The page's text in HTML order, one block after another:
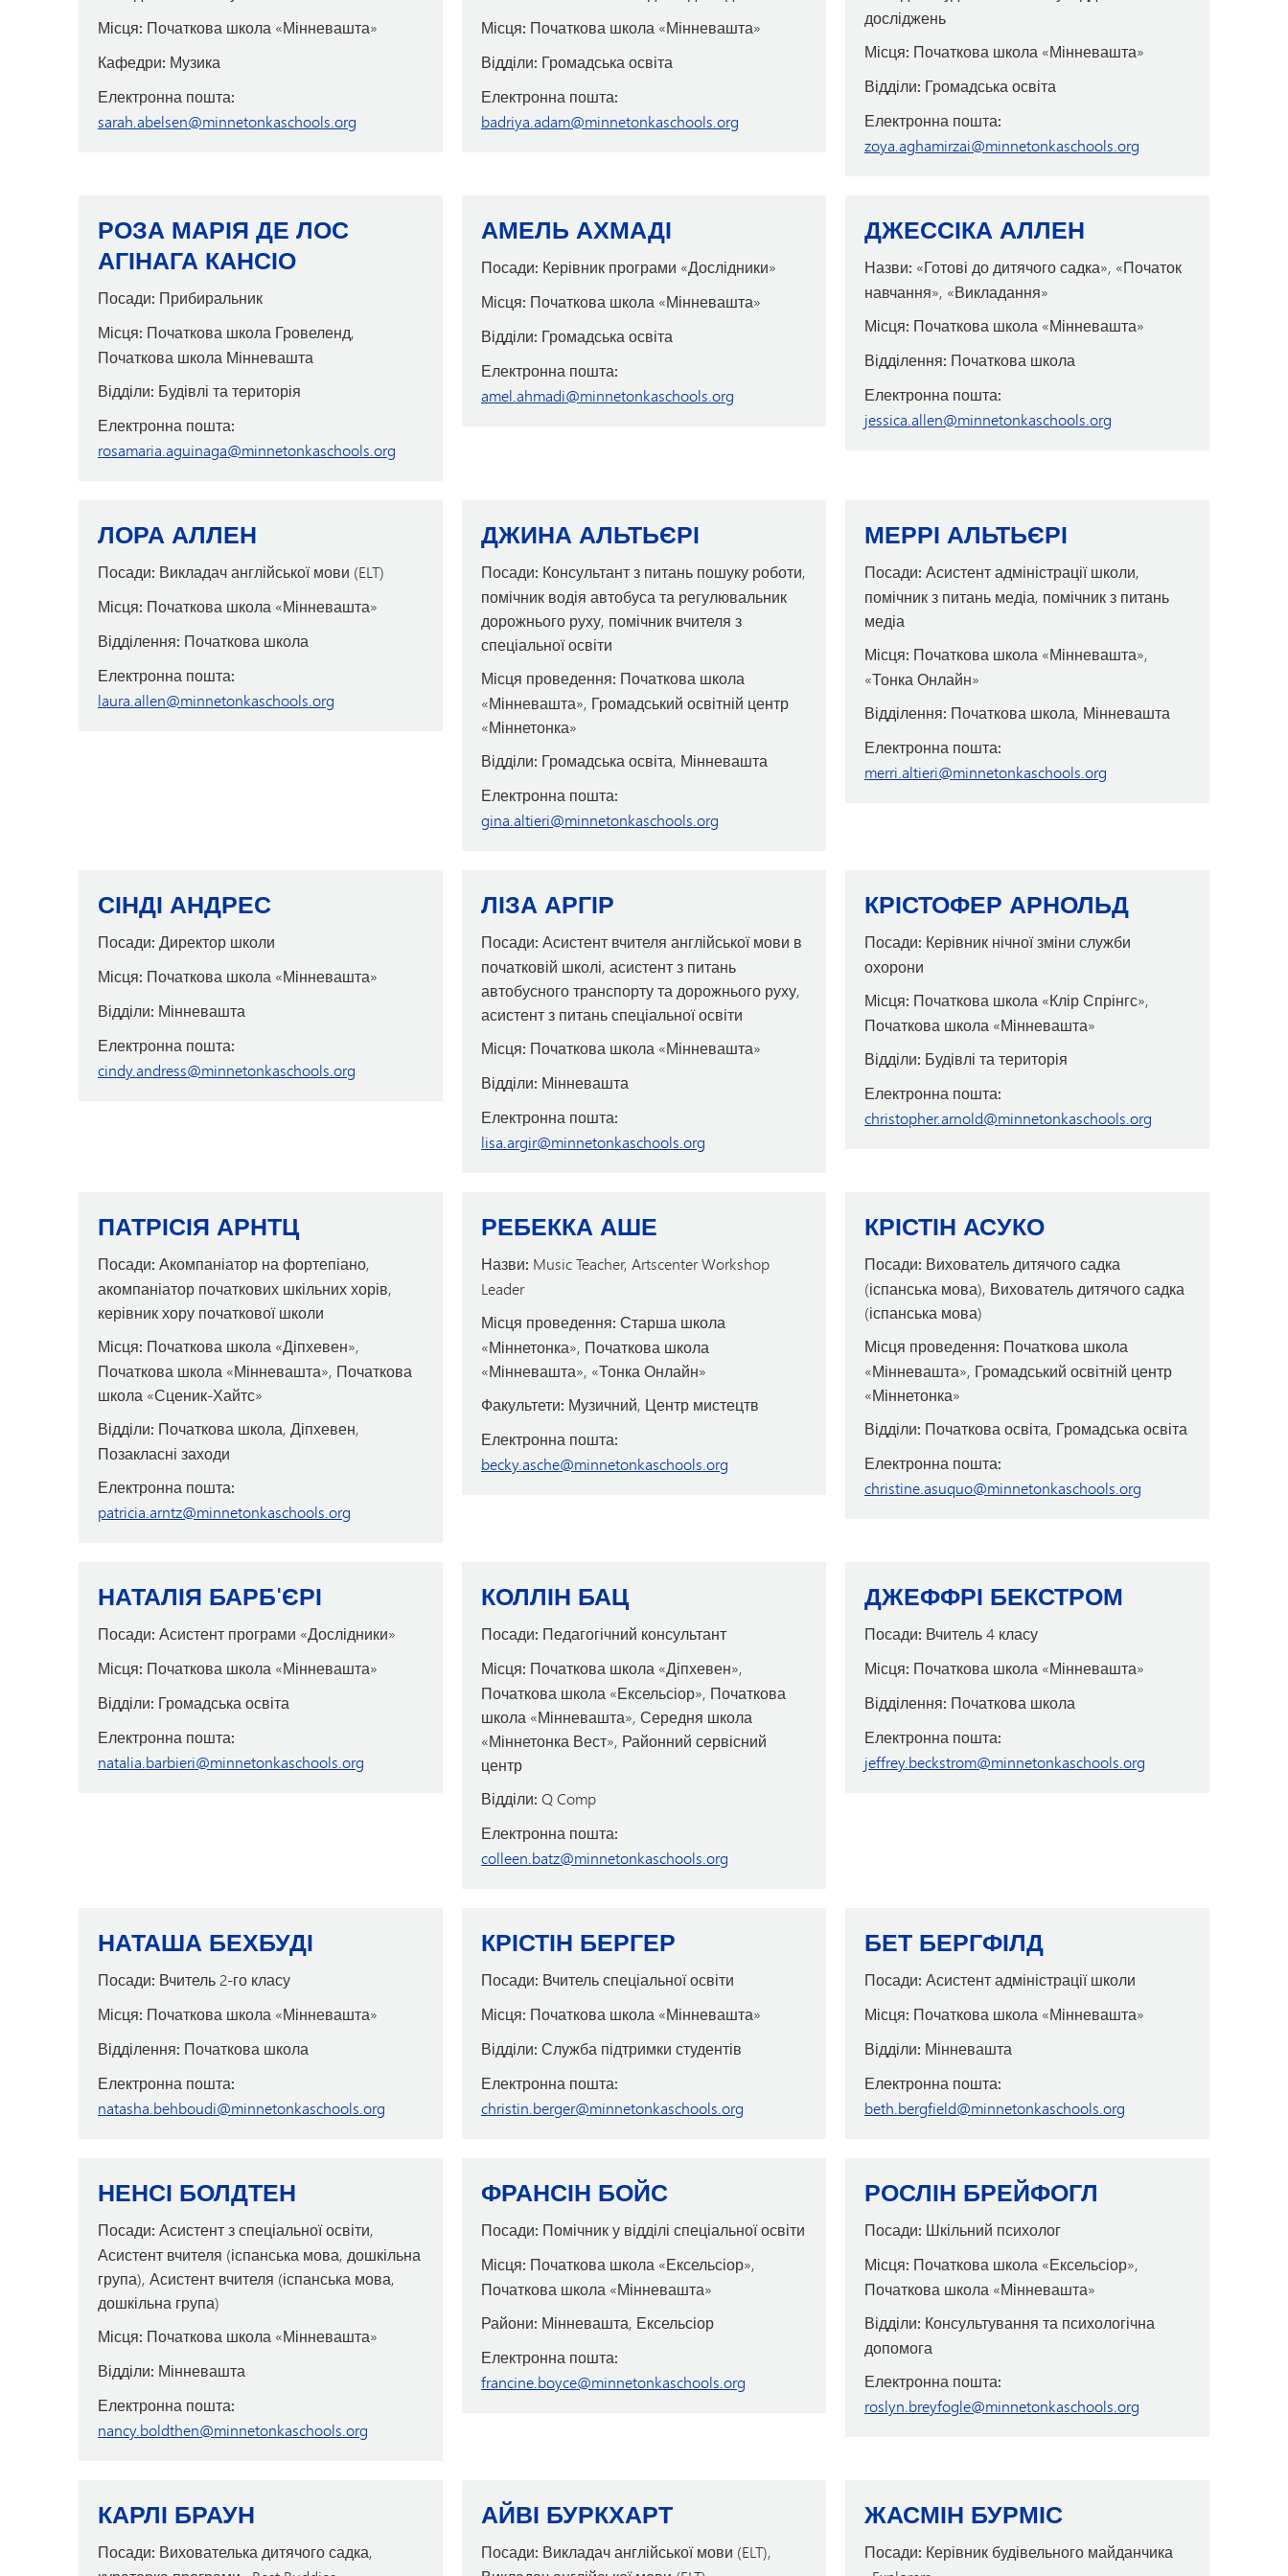
Місця: Початкова школа «Мінневашта»
Кафедри: Музика
Електронна пошта:
sarah.abelsen@minnetonkaschools.org
Місця: Початкова школа «Мінневашта»
Відділи: Громадська освіта
Електронна пошта:
badriya.adam@minnetonkaschools.org
досліджень
Місця: Початкова школа «Мінневашта»
Відділи: Громадська освіта
Електронна пошта:
zoya.aghamirzai@minnetonkaschools.org
РОЗА МАРІЯ ДЕ ЛОС
АГІНАГА КАНСІО
Посади: Прибиральник
Місця: Початкова школа Гровеленд,
Початкова школа Мінневашта
Відділи: Будівлі та територія
Електронна пошта:
rosamaria.aguinaga@minnetonkaschools.org
АМЕЛЬ АХМАДІ
Посади: Керівник програми «Дослідники»
Місця: Початкова школа «Мінневашта»
Відділи: Громадська освіта
Електронна пошта:
amel.ahmadi@minnetonkaschools.org
ДЖЕССІКА АЛЛЕН
Назви: «Готові до дитячого садка», «Початок
навчання», «Викладання»
Місця: Початкова школа «Мінневашта»
Відділення: Початкова школа
Електронна пошта:
jessica.allen@minnetonkaschools.org
ЛОРА АЛЛЕН
Посади: Викладач англійської мови (ELT)
Місця: Початкова школа «Мінневашта»
Відділення: Початкова школа
Електронна пошта:
laura.allen@minnetonkaschools.org
ДЖИНА АЛЬТЬЄРІ
Посади: Консультант з питань пошуку роботи,
помічник водія автобуса та регулювальник
дорожнього руху, помічник вчителя з
спеціальної освіти
Місця проведення: Початкова школа
«Мінневашта», Громадський освітній центр
«Міннетонка»
Відділи: Громадська освіта, Мінневашта
Електронна пошта:
gina.altieri@minnetonkaschools.org
МЕРРІ АЛЬТЬЄРІ
Посади: Асистент адміністрації школи,
помічник з питань медіа, помічник з питань
медіа
Місця: Початкова школа «Мінневашта»,
«Тонка Онлайн»
Відділення: Початкова школа, Мінневашта
Електронна пошта:
merri.altieri@minnetonkaschools.org
СІНДІ АНДРЕС
Посади: Директор школи
Місця: Початкова школа «Мінневашта»
Відділи: Мінневашта
Електронна пошта:
cindy.andress@minnetonkaschools.org
ЛІЗА АРГІР
Посади: Асистент вчителя англійської мови в
початковій школі, асистент з питань
автобусного транспорту та дорожнього руху,
асистент з питань спеціальної освіти
Місця: Початкова школа «Мінневашта»
Відділи: Мінневашта
Електронна пошта:
lisa.argir@minnetonkaschools.org
КРІСТОФЕР АРНОЛЬД
Посади: Керівник нічної зміни служби
охорони
Місця: Початкова школа «Клір Спрінгс»,
Початкова школа «Мінневашта»
Відділи: Будівлі та територія
Електронна пошта:
christopher.arnold@minnetonkaschools.org
ПАТРІСІЯ АРНТЦ
Посади: Акомпаніатор на фортепіано,
акомпаніатор початкових шкільних хорів,
керівник хору початкової школи
Місця: Початкова школа «Діпхевен»,
Початкова школа «Мінневашта», Початкова
школа «Сценик-Хайтс»
Відділи: Початкова школа, Діпхевен,
Позакласні заходи
Електронна пошта:
patricia.arntz@minnetonkaschools.org
РЕБЕККА АШЕ
Назви: Music Teacher, Artscenter Workshop
Leader
Місця проведення: Старша школа
«Міннетонка», Початкова школа
«Мінневашта», «Тонка Онлайн»
Факультети: Музичний, Центр мистецтв
Електронна пошта:
becky.asche@minnetonkaschools.org
КРІСТІН АСУКО
Посади: Вихователь дитячого садка
(іспанська мова), Вихователь дитячого садка
(іспанська мова)
Місця проведення: Початкова школа
«Мінневашта», Громадський освітній центр
«Міннетонка»
Відділи: Початкова освіта, Громадська освіта
Електронна пошта:
christine.asuquo@minnetonkaschools.org
НАТАЛІЯ БАРБ'ЄРІ
Посади: Асистент програми «Дослідники»
Місця: Початкова школа «Мінневашта»
Відділи: Громадська освіта
Електронна пошта:
natalia.barbieri@minnetonkaschools.org
КОЛЛІН БАЦ
Посади: Педагогічний консультант
Місця: Початкова школа «Діпхевен»,
Початкова школа «Ексельсіор», Початкова
школа «Мінневашта», Середня школа
«Міннетонка Вест», Районний сервісний
центр
Відділи: Q Comp
Електронна пошта:
colleen.batz@minnetonkaschools.org
ДЖЕФФРІ БЕКСТРОМ
Посади: Вчитель 4 класу
Місця: Початкова школа «Мінневашта»
Відділення: Початкова школа
Електронна пошта:
jeffrey.beckstrom@minnetonkaschools.org
НАТАША БЕХБУДІ
Посади: Вчитель 2-го класу
Місця: Початкова школа «Мінневашта»
Відділення: Початкова школа
Електронна пошта:
natasha.behboudi@minnetonkaschools.org
КРІСТІН БЕРГЕР
Посади: Вчитель спеціальної освіти
Місця: Початкова школа «Мінневашта»
Відділи: Служба підтримки студентів
Електронна пошта:
christin.berger@minnetonkaschools.org
БЕТ БЕРГФІЛД
Посади: Асистент адміністрації школи
Місця: Початкова школа «Мінневашта»
Відділи: Мінневашта
Електронна пошта:
beth.bergfield@minnetonkaschools.org
НЕНСІ БОЛДТЕН
Посади: Асистент з спеціальної освіти,
Асистент вчителя (іспанська мова, дошкільна
група), Асистент вчителя (іспанська мова,
дошкільна група)
Місця: Початкова школа «Мінневашта»
Відділи: Мінневашта
Електронна пошта:
nancy.boldthen@minnetonkaschools.org
ФРАНСІН БОЙС
Посади: Помічник у відділі спеціальної освіти
Місця: Початкова школа «Ексельсіор»,
Початкова школа «Мінневашта»
Райони: Мінневашта, Ексельсіор
Електронна пошта:
francine.boyce@minnetonkaschools.org
РОСЛІН БРЕЙФОГЛ
Посади: Шкільний психолог
Місця: Початкова школа «Ексельсіор»,
Початкова школа «Мінневашта»
Відділи: Консультування та психологічна
допомога
Електронна пошта:
roslyn.breyfogle@minnetonkaschools.org
КАРЛІ БРАУН
Посади: Вихователька дитячого садка,
АЙВІ БУРКХАРТ
Посади: Викладач англійської мови (ELT),
ЖАСМІН БУРМІС
Посади: Керівник будівельного майданчика